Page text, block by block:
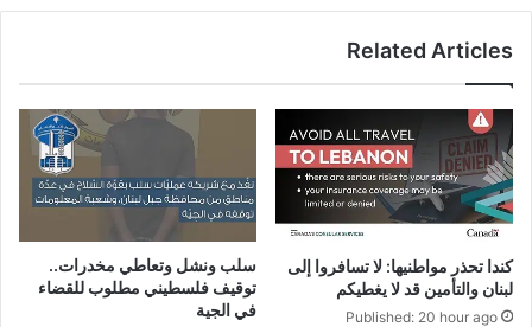
Related Articles
كندا تحذر مواطنيها: لا تسافروا إلى
لبنان والتأمين قد لا يغطيكم
Published: 20 hour ago
سلب ونشل وتعاطي مخدرات..
توقيف فلسطيني مطلوب للقضاء
في الجية